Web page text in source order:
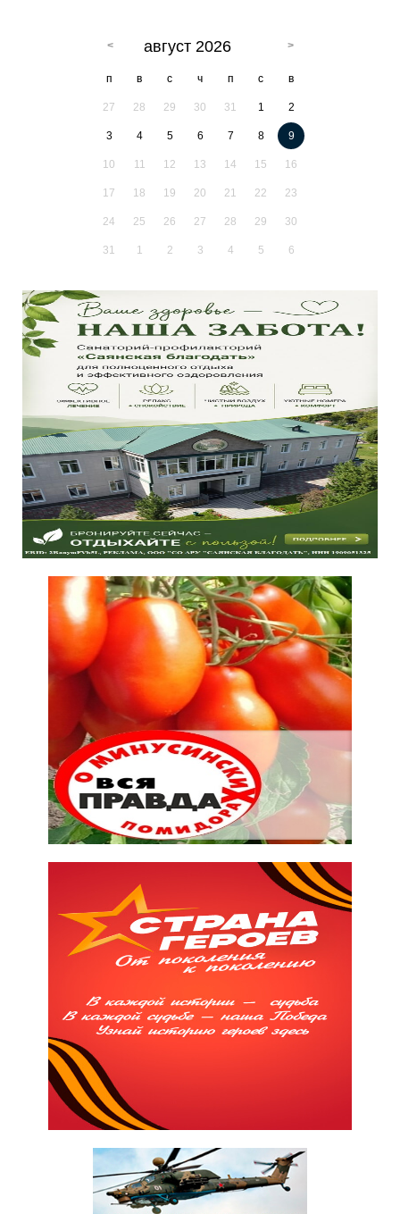
август 2026
п в с ч п с в
27 28 29 30 31 1 2
3 4 5 6 7 8 9
10 11 12 13 14 15 16
17 18 19 20 21 22 23
24 25 26 27 28 29 30
31 1 2 3 4 5 6